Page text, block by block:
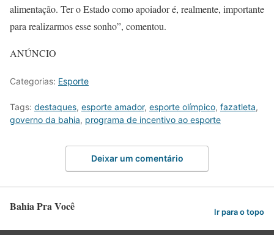
alimentação. Ter o Estado como apoiador é, realmente, importante
para realizarmos esse sonho”, comentou.
ANÚNCIO
Categorias: Esporte
Tags: destaques, esporte amador, esporte olímpico, fazatleta,
governo da bahia, programa de incentivo ao esporte
Deixar um comentário
Bahia Pra Você Ir para o topo